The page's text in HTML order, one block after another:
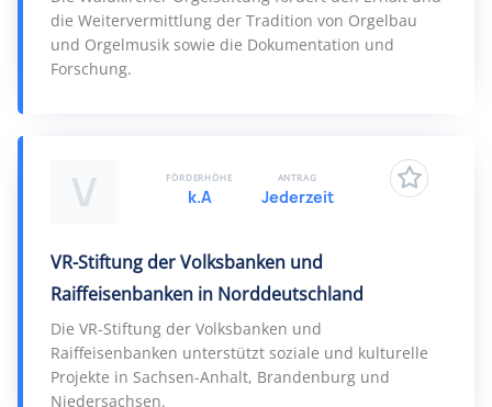
die Weitervermittlung der Tradition von Orgelbau
und Orgelmusik sowie die Dokumentation und
Forschung.
V
VR-Stiftung der Volksbanken und
Raiffeisenbanken in Norddeutschland
Die VR-Stiftung der Volksbanken und
Raiffeisenbanken unterstützt soziale und kulturelle
Projekte in Sachsen-Anhalt, Brandenburg und
Niedersachsen.
FÖRDERHÖHE
k.A
ANTRAG
Jederzeit